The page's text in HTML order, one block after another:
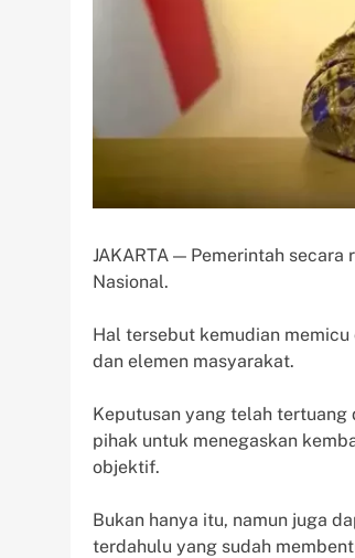
JAKARTA — Pemerintah
Nasional.
Hal tersebut kemudian
dan elemen masyarakat.
Keputusan yang telah tertuang
pihak untuk menegaskan
objektif.
Bukan hanya itu, namun juga
terdahulu yang sudah